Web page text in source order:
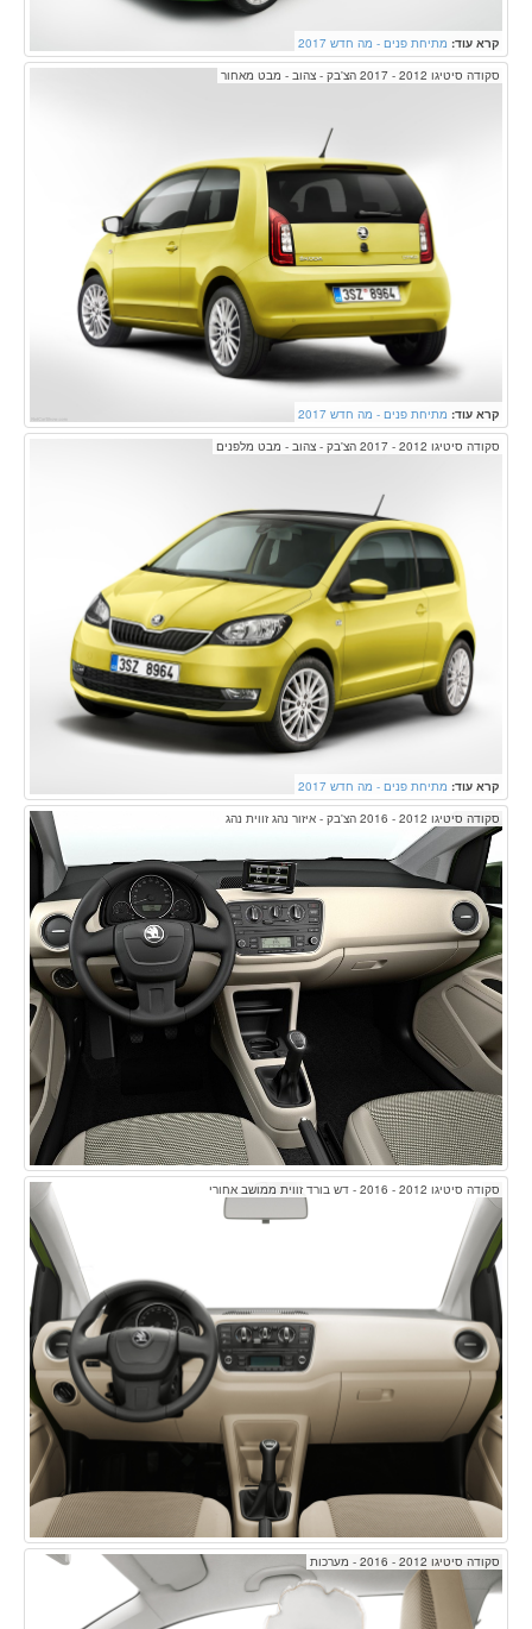
קרא עוד: מתיחת פנים - מה חדש 2017
סקודה סיטיגו 2012 - 2017 הצ'בק - צהוב - מבט מאחור
קרא עוד: מתיחת פנים - מה חדש 2017
סקודה סיטיגו 2012 - 2017 הצ'בק - צהוב - מבט מלפנים
קרא עוד: מתיחת פנים - מה חדש 2017
סקודה סיטיגו 2012 - 2016 הצ'בק - איזור נהג זווית נהג
סקודה סיטיגו 2012 - 2016 - דש בורד זווית ממושב אחורי
סקודה סיטיגו 2012 - 2016 - מערכות